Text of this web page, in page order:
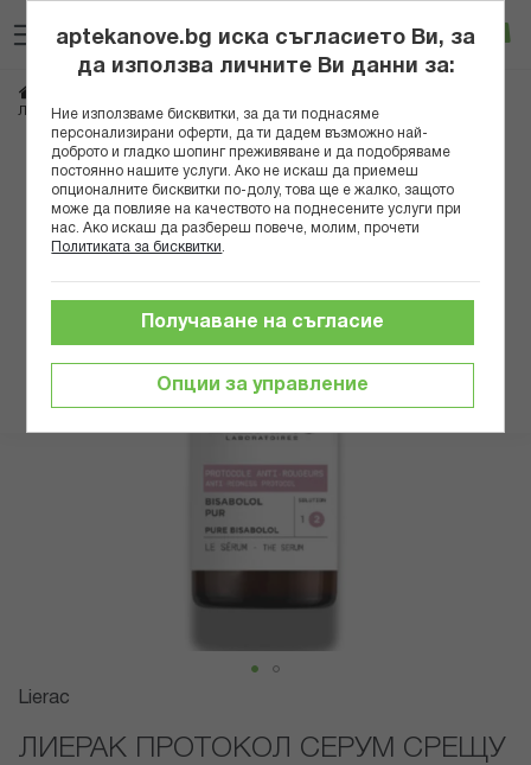
към
съдържанието
Вход
ЛИЕРАК ПРОТОКОЛ СЕРУМ СРЕЩУ ЗАЧЕРВЯВАНИЯ 30МЛ
Преминете
края
Преминете
началото
Lierac
ЛИЕРАК ПРОТОКОЛ СЕРУМ СРЕЩУ
aptekanove.bg иска съгласието Ви, за
да използва личните Ви данни за:
Ние използваме бисквитки, за да ти поднасяме
персонализирани оферти, да ти дадем възможно най-
доброто и гладко шопинг преживяване и да подобряваме
постоянно нашите услуги. Ако не искаш да приемеш
опционалните бисквитки по-долу, това ще е жалко, защото
може да повлияе на качеството на поднесените услуги при
нас. Ако искаш да разбереш повече, молим, прочети
Политиката за бисквитки
Опции за управление
Получаване на съгласие